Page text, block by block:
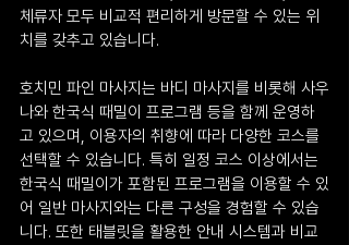
체류자 모두 비교적 편리하게 방문할 수 있는 위
치를 갖추고 있습니다.
호치민 파인 마사지는 바디 마사지를 비롯해 사우
나와 한국식 때밀이 프로그램 등을 함께 운영하
고 있으며, 이용자의 취향에 따라 다양한 코스를
선택할 수 있습니다. 특히 일정 코스 이상에서는
한국식 때밀이가 포함된 프로그램을 이용할 수 있
어 일반 마사지와는 다른 구성을 경험할 수 있습
니다. 또한 태블릿을 활용한 안내 시스템과 비교